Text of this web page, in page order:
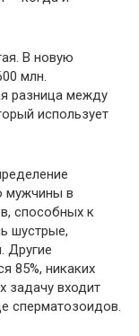
В новую
млн.
разница между
использует
мужчины в
способных к
шустрые,
Другие
85%, никаких
задачу входит
сперматозоидов.